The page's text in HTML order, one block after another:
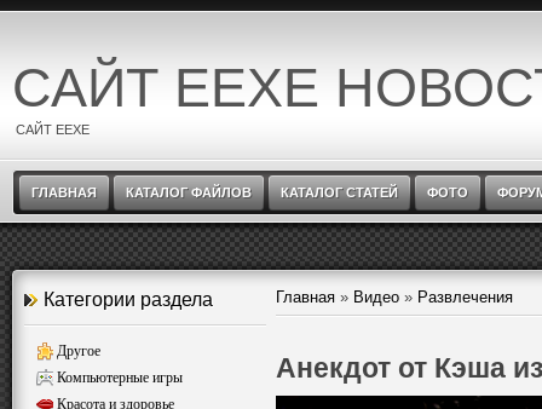
САЙТ EEXE
САЙТ EEXE
ГЛАВНАЯ КАТАЛОГ ФАЙЛОВ КАТАЛОГ СТАТЕЙ ФОТО
Категории раздела
Другое
Компьютерные игры
Красота и здоровье
Главная » Видео » Развлечения
Анекдот от Кэша